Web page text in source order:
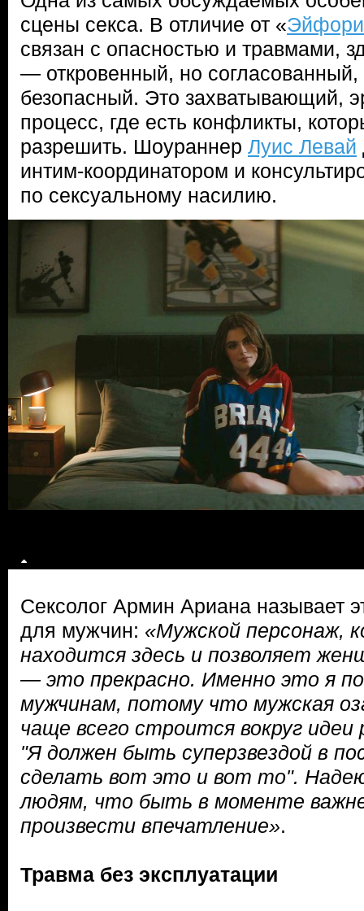
сцены секса. В отличие от «
связан с опасностью и травмами,
— откровенный, но согласованный,
безопасный. Это захватывающий,
процесс, где есть конфликты,
разрешить. Шоураннер Луис Левай
интим-координатором и
по сексуальному насилию.
Сексолог Армин Ариана называет
для мужчин: «Мужской персонаж,
находится здесь и позволяет
— это прекрасно. Именно это я
мужчинам, потому что мужская
чаще всего строится вокруг
"Я должен быть суперзвездой в
сделать вот это и вот то".
людям, что быть в моменте
произвести впечатление».
Травма без эксплуатации